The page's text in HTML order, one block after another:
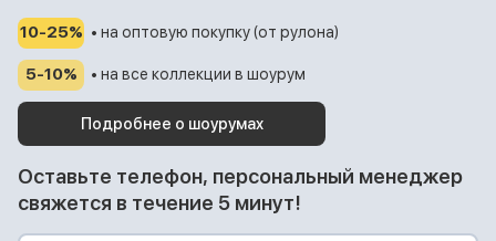
10-25% • на оптовую покупку (от рулона)
5-10% • на все коллекции в шоурум
Подробнее о шоурумах
Оставьте телефон, персональный менеджер
свяжется в течение 5 минут!